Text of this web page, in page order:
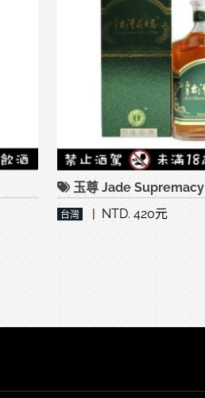
玉尊 Jade Supremacy
台灣 | NTD. 420元